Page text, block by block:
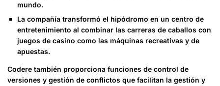
mundo.
La compañía transformó el hipódromo en un centro de
entretenimiento al combinar las carreras de caballos con
juegos de casino como las máquinas recreativas y de
apuestas.
Codere también proporciona funciones de control de
versiones y gestión de conflictos que facilitan la gestión y